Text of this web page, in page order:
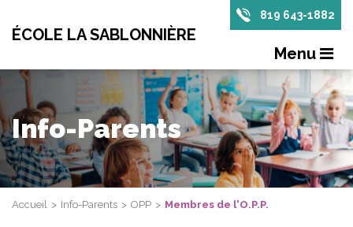
ÉCOLE LA SABLONNIÈRE
819 643-1882
Menu
Info-Parents
Accueil Info-Parents OPP Membres de l'O.P.P.